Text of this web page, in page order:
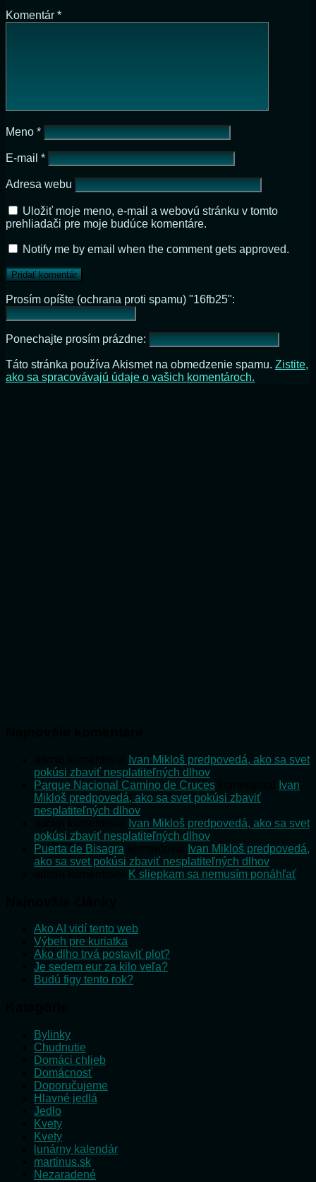
Komentár *
Meno *
E-mail *
Adresa webu
Uložiť moje meno, e-mail a webovú stránku v tomto
prehliadači pre moje budúce komentáre.
Notify me by email when the comment gets approved.
Prosím opíšte (ochrana proti spamu) "16fb25":
Ponechajte prosím prázdne:
Táto stránka používa Akismet na obmedzenie spamu. Zistite,
ako sa spracovávajú údaje o vašich komentároch.
Ivan Mikloš predpovedá, ako sa svet
pokúsi zbaviť nesplatiteľných dlhov
Parque Nacional Camino de Cruces
Ivan
Mikloš predpovedá, ako sa svet pokúsi zbaviť
nesplatiteľných dlhov
Ivan Mikloš predpovedá, ako sa svet
pokúsi zbaviť nesplatiteľných dlhov
Puerta de Bisagra
Ivan Mikloš predpovedá,
ako sa svet pokúsi zbaviť nesplatiteľných dlhov
K sliepkam sa nemusím ponáhľať
Ako AI vidí tento web
Výbeh pre kuriatka
Ako dlho trvá postaviť plot?
Je sedem eur za kilo veľa?
Budú figy tento rok?
Bylinky
Chudnutie
Domáci chlieb
Domácnosť
Doporučujeme
Hlavné jedlá
Jedlo
Kvety
Kvety
lunárny kalendár
martinus.sk
Nezaradené